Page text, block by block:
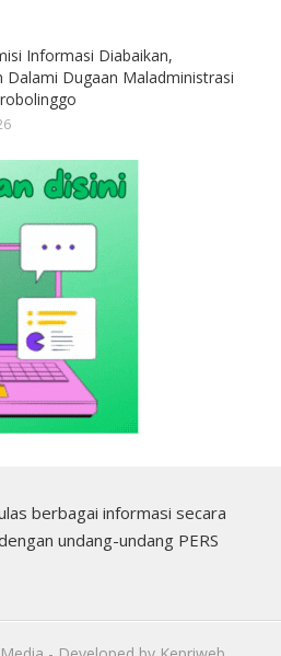
Informasi Diabaikan,
Dalami Dugaan Maladministrasi
berbagai informasi secara
undang-undang PERS